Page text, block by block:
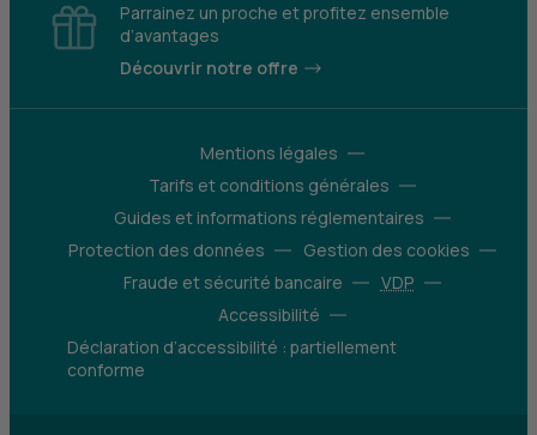
Parrainez un proche et profitez ensemble
d’avantages
Découvrir notre offre
Mentions légales
Tarifs et conditions générales
Guides et informations réglementaires
Protection des données
Gestion des cookies
Fraude et sécurité bancaire
VDP
Accessibilité
Déclaration d’accessibilité : partiellement
conforme